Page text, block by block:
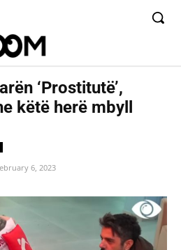
‘Prostitutë’,
këtë herë mbyll
6, 2023